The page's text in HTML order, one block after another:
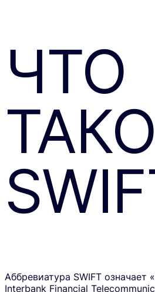
ЧТО
Аббревиатура SWIFT означает
Interbank Financial